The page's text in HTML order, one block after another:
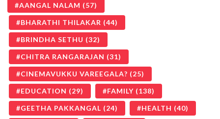
AANGAL NALAM (57)
BHARATHI THILAKAR (44)
BRINDHA SETHU (32)
CHITRA RANGARAJAN (31)
CINEMAVUKKU VAREEGALA? (25)
EDUCATION (29) FAMILY (138)
GEETHA PAKKANGAL (24) HEALTH (40)